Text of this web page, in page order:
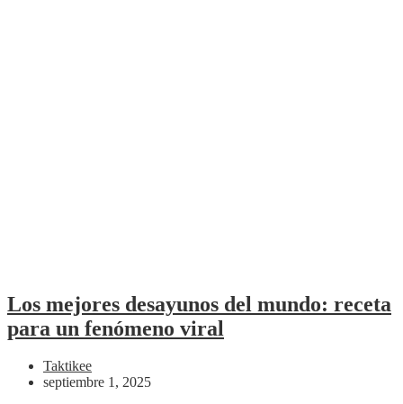
Los mejores desayunos del mundo: receta
para un fenómeno viral
Taktikee
septiembre 1, 2025